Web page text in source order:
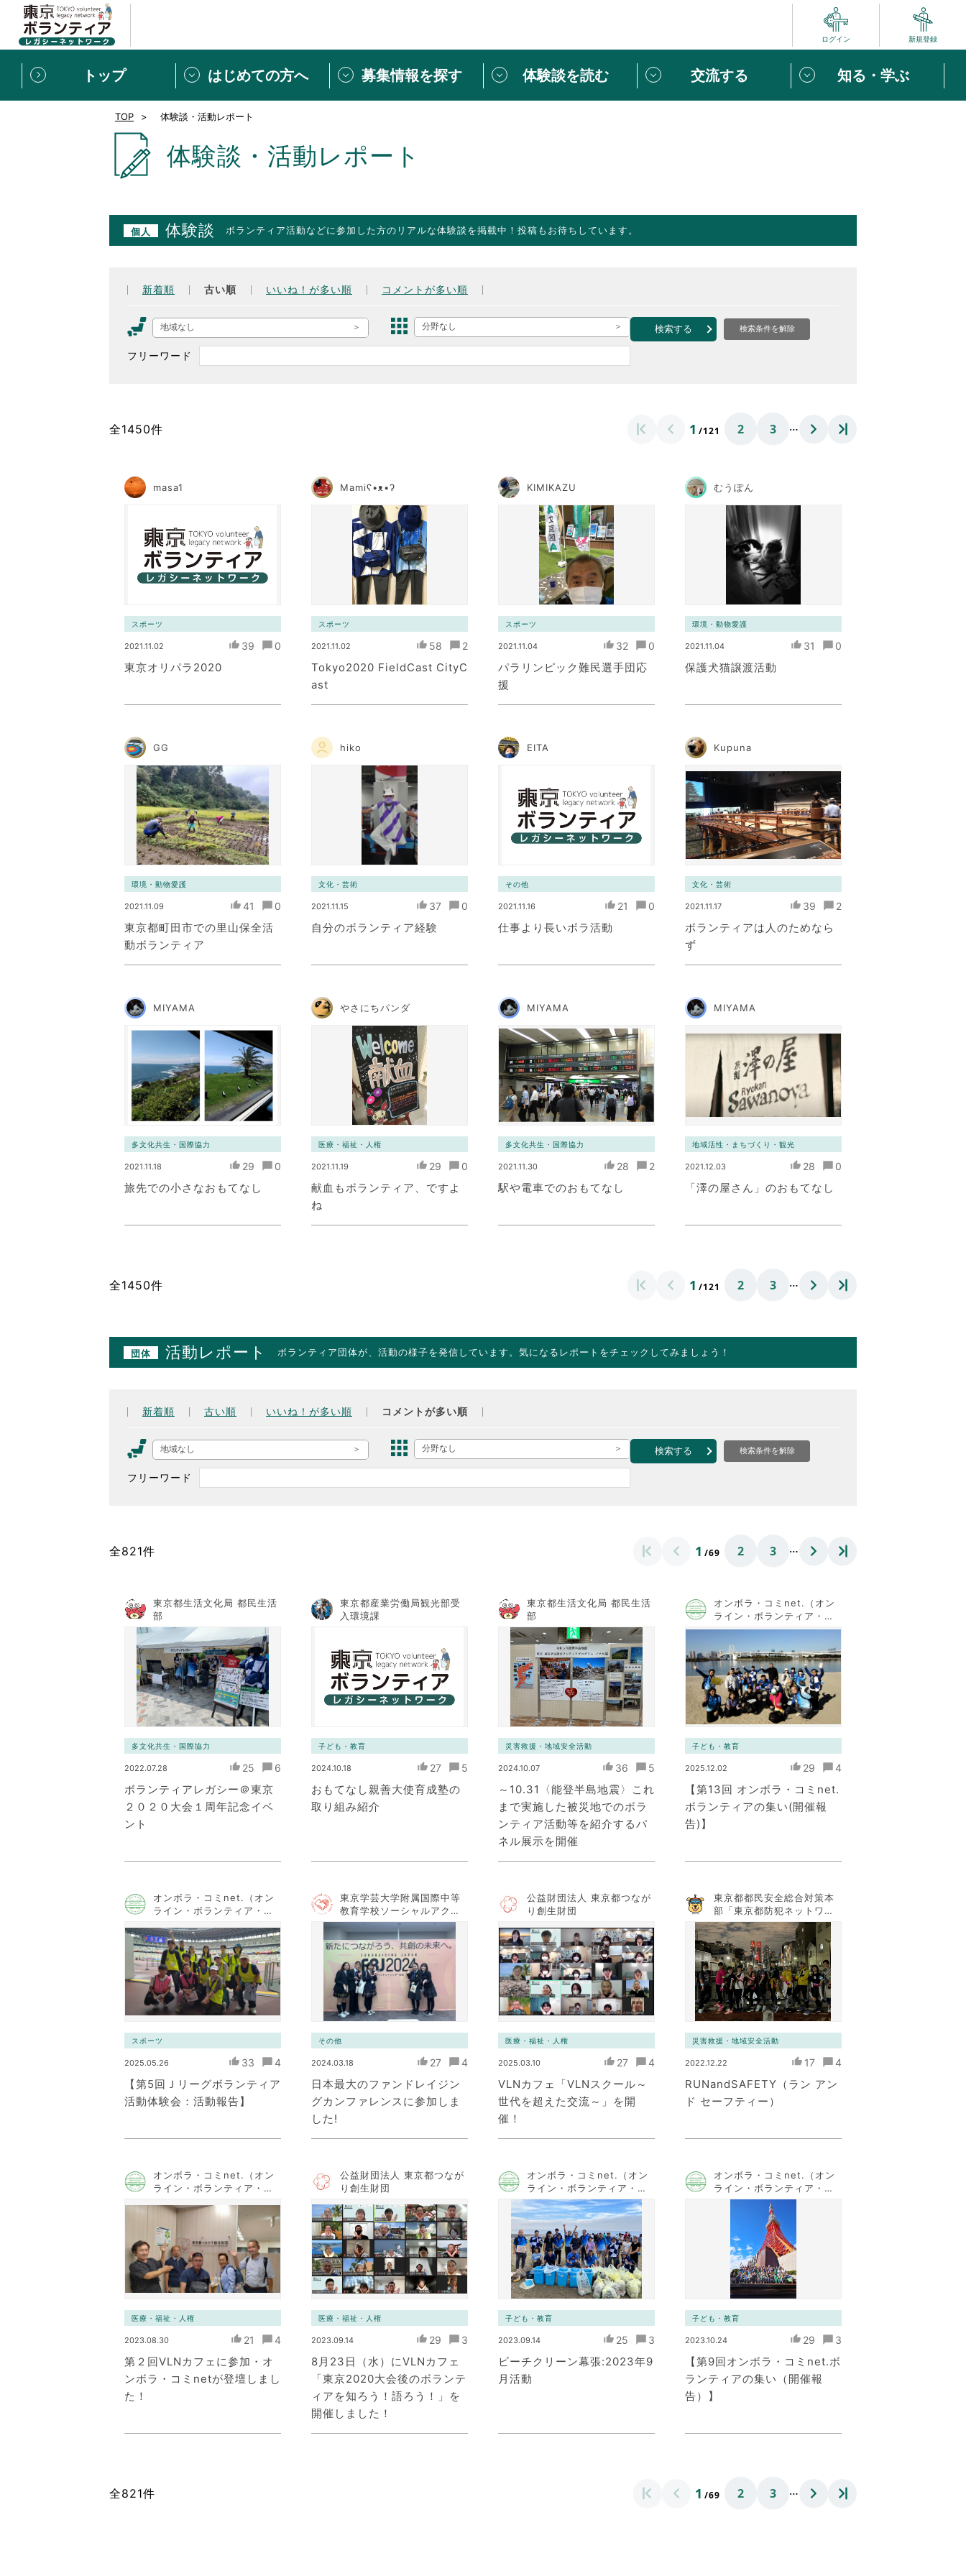
ログイン 新規登録
トップ はじめての方へ
新規登録 ボランティアをしたい方は「個人ユーザー登録」
東京ボランティアレガシーネットワークとは ボランティアはじめての方へ
ボランティア みんなのVOICE
募集情報を探す
募集情報
体験談を読む
[個人] 体験談
交流する
ボランティアの広場
知る・学ぶ
新着記事一覧
スペシャルインタビュー
ボランティアはじめの一歩
東京2020大会の軌跡 ボランティア関連ニュース（外部記事）
TOP 体験談・活動レポート
体験談・活動レポート
個人 体験談 ボランティア活動などに参加した方のリアルな体験談を掲載中！投稿もお待ちしています。
新着順 古い順 いいね！が多い順 コメントが多い順
地域なし 分野なし
フリーワード
検索する 検索条件を解除
全1450件 1 /121 2 3 …
masa1
スポーツ
2021.11.02 39 0
東京オリパラ2020
Mamiʕ•ᴥ•ʔ
スポーツ
2021.11.02 58 2
Tokyo2020 FieldCast CityC
ast
KIMIKAZU
スポーツ
2021.11.04 32 0
パラリンピック難民選手団応
援
むうぽん
環境・動物愛護
2021.11.04 31 0
保護犬猫譲渡活動
GG
環境・動物愛護
2021.11.09 41 0
東京都町田市での里山保全活
動ボランティア
hiko
文化・芸術
2021.11.15 37 0
自分のボランティア経験
EITA
その他
2021.11.16 21 0
仕事より長いボラ活動
Kupuna
文化・芸術
2021.11.17 39 2
ボランティアは人のためなら
ず
MIYAMA
多文化共生・国際協力
2021.11.18 29 0
旅先での小さなおもてなし
やさにちパンダ
医療・福祉・人権
2021.11.19 29 0
献血もボランティア、ですよ
ね
MIYAMA
多文化共生・国際協力
2021.11.30 28 2
駅や電車でのおもてなし
MIYAMA
地域活性・まちづくり・観光
2021.12.03 28 0
「澤の屋さん」のおもてなし
全1450件 1 /121 2 3 …
団体 活動レポート ボランティア団体が、活動の様子を発信しています。気になるレポートをチェックしてみましょう！
新着順 古い順 いいね！が多い順 コメントが多い順
地域なし 分野なし
フリーワード
検索する 検索条件を解除
全821件 1 /69 2 3 …
東京都生活文化局 都民生活
部
多文化共生・国際協力
2022.07.28 25 6
ボランティアレガシー＠東京
２０２０大会１周年記念イベ
ント
東京都産業労働局観光部受
入環境課
子ども・教育
2024.10.18 27 5
おもてなし親善大使育成塾の
取り組み紹介
東京都生活文化局 都民生活
部
災害救援・地域安全活動
2024.10.07 36 5
～10.31〈能登半島地震〉これ
まで実施した被災地でのボラ
ンティア活動等を紹介するパ
ネル展示を開催
オンボラ・コミnet.（オン
ライン・ボランティア・コ
ミュニケーション・ネット
子ども・教育
2025.12.02 29 4
【第13回 オンボラ・コミnet.
ボランティアの集い(開催報
告)】
オンボラ・コミnet.（オン
ライン・ボランティア・コ
ワーク）
スポーツ
2025.05.26 33 4
【第5回Ｊリーグボランティア
活動体験会：活動報告】
東京学芸大学附属国際中等
教育学校ソーシャルアクシ
ョンチーム
その他
2024.03.18 27 4
日本最大のファンドレイジン
グカンファレンスに参加しま
した!
公益財団法人 東京都つなが
り創生財団
医療・福祉・人権
2025.03.10 27 4
VLNカフェ「VLNスクール～
世代を超えた交流～」を開
催！
東京都都民安全総合対策本
部「東京都防犯ネットワー
ク」
災害救援・地域安全活動
2022.12.22 17 4
RUNandSAFETY（ラン アン
ド セーフティー）
オンボラ・コミnet.（オン
ライン・ボランティア・コ
ワーク）
医療・福祉・人権
2023.08.30 21 4
第２回VLNカフェに参加・オ
ンボラ・コミnetが登壇しまし
た！
公益財団法人 東京都つなが
り創生財団
医療・福祉・人権
2023.09.14 29 3
8月23日（水）にVLNカフェ
「東京2020大会後のボランテ
ィアを知ろう！語ろう！」を
開催しました！
オンボラ・コミnet.（オン
ライン・ボランティア・コ
ミュニケーション・ネット
ワーク）
子ども・教育
2023.09.14 25 3
ビーチクリーン幕張:2023年9
月活動
オンボラ・コミnet.（オン
ライン・ボランティア・コ
ミュニケーション・ネット
子ども・教育
2023.10.24 29 3
【第9回オンボラ・コミnet.ボ
ランティアの集い（開催報
告）】
全821件 1 /69 2 3 …